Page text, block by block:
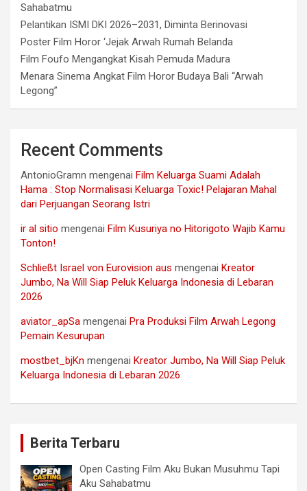
Sahabatmu
Pelantikan ISMI DKI 2026–2031, Diminta Berinovasi
Poster Film Horor ‘Jejak Arwah Rumah Belanda
Film Foufo Mengangkat Kisah Pemuda Madura
Menara Sinema Angkat Film Horor Budaya Bali “Arwah
Legong”
Recent Comments
AntonioGramn mengenai Film Keluarga Suami Adalah
Hama : Stop Normalisasi Keluarga Toxic! Pelajaran Mahal
dari Perjuangan Seorang Istri
ir al sitio mengenai Film Kusuriya no Hitorigoto Wajib Kamu
Tonton!
Schließt Israel von Eurovision aus mengenai Kreator
Jumbo, Na Will Siap Peluk Keluarga Indonesia di Lebaran
2026
aviator_apSa mengenai Pra Produksi Film Arwah Legong
Pemain Kesurupan
mostbet_bjKn mengenai Kreator Jumbo, Na Will Siap Peluk
Keluarga Indonesia di Lebaran 2026
Berita Terbaru
Open Casting Film Aku Bukan Musuhmu Tapi
Aku Sahabatmu